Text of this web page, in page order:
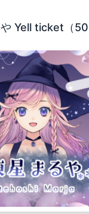
Yell ticket（